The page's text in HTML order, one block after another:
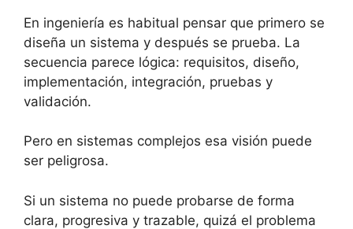
En ingeniería es habitual pensar que primero se
diseña un sistema y después se prueba. La
secuencia parece lógica: requisitos, diseño,
implementación, integración, pruebas y
validación.
Pero en sistemas complejos esa visión puede
ser peligrosa.
Si un sistema no puede probarse de forma
clara, progresiva y trazable, quizá el problema